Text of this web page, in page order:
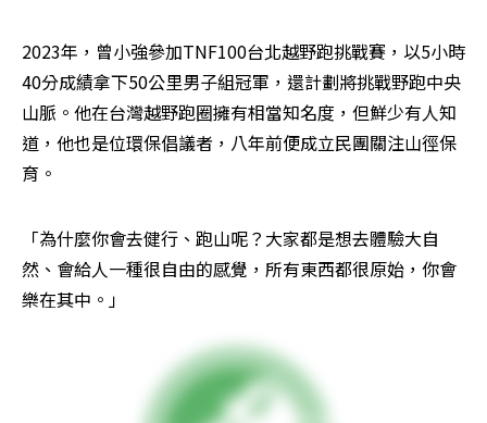
2023年，曾小強參加TNF100台北越野跑挑戰賽，以5小時
40分成績拿下50公里男子組冠軍，還計劃將挑戰野跑中央
山脈。他在台灣越野跑圈擁有相當知名度，但鮮少有人知
道，他也是位環保倡議者，八年前便成立民團關注山徑保
育。
「為什麼你會去健行、跑山呢？大家都是想去體驗大自
然、會給人一種很自由的感覺，所有東西都很原始，你會
樂在其中。」